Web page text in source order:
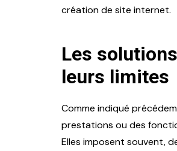
création de site internet.
Les
leurs limites
Comme indiqué
prestations ou des
Elles imposent souvent,